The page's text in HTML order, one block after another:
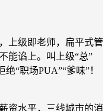
上级即老师，扁平式管
能谄上。叫上级“总”
“职场PUA”“爹味”！
资水平，三线城市的消